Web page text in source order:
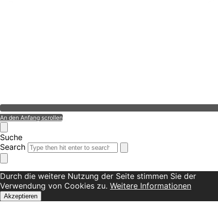
An den Anfang scrollen
Suche
Search
Durch die weitere Nutzung der Seite stimmen Sie der
Verwendung von Cookies zu. Weitere Informationen
Akzeptieren